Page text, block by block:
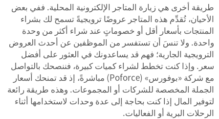
طريقة أخرى هي زيارة المتاجر الإلكترونية المحلية. ففي بعض
الأحيان، تُقدِّم هذه المتاجر عروضًا ترويجيةً تسمح لك بشراء
المنتجات بأسعار أقل أو خصوماتٍ عند شراء أكثر من وحدة
واحدة. ولا تنسَ أن تستفسر من الموظفين عن أحدث العروض
الترويجية الجارية؛ فهم قد يساعدونك في العثور على أفضل
سعر. وإذا كنت تخطط لشراء كميات كبيرة، فننصحك بالتواصل
مع شركة «بوفورس» (Poforce) مباشرةً، إذ قد تمنحك أسعار
الجملة المخصصة للشركات أو المجموعات. وهذه طريقة رائعة
لتوفير المال إذا كنت بحاجة إلى عدة وحدات لاستخدامها أثناء
الرحلات البرية أو الفعاليات.